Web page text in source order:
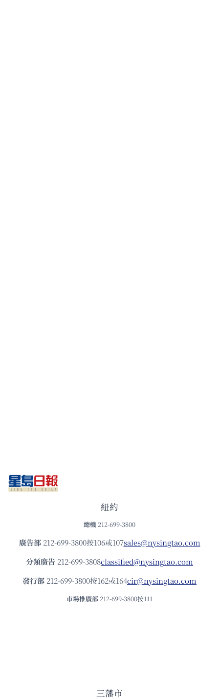
紐約
總機 212-699-3800
廣告部212-699-3800按106或107sales@nysingtao.com
分類廣告 212-699-3808classified@nysingtao.com
發⾏部 212-699-3800按162或164cir@nysingtao.com
市場推廣部 212-699-3800按111
三藩市